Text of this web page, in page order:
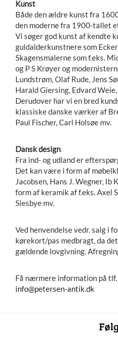
Kunst
Både den ældre kunst fra
den moderne fra 1900-tallet
Vi søger god kunst af kendte
guldalderkunstnere som
Skagensmalerne som f.eks.
og P S Krøyer og
Lundstrøm, Olaf Rude, Jens
Harald Giersing, Edvard
Derudover har vi en bred
klassiske danske værker af
Paul Fischer, Carl Holsøe mv.
Dansk design
Fra ind- og udland er
Det kan være i form af
Jacobsen, Hans J. Wegner, Ib
form af keramik af f.eks. Axel
Siesbye mv.
Ved henvendelse vedr. salg i
kørekort/pas medbragt, da
gældende lovgivning.
Få nærmere information på
info@petersen-antik.dk